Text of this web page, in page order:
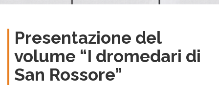
Presentazione del
volume “I dromedari di
San Rossore”